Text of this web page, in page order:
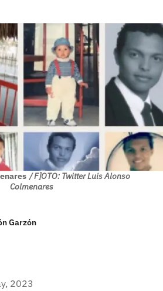
/ F]OTO: Twitter Luis Alonso
Colmenares
Garzón
2023